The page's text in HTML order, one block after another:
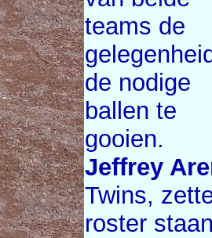
teams de
gelegenheid
de nodige
ballen te
gooien.
Jeffrey
Twins,
roster